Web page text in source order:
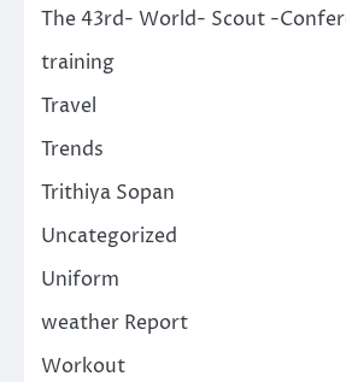
The 43rd- World- Scout -
training
Travel
Trends
Trithiya Sopan
Uncategorized
Uniform
weather Report
Workout